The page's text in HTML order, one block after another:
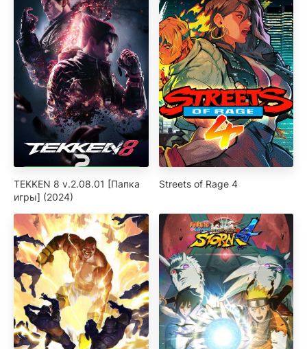
TEKKEN 8 v.2.08.01 [Папка
игры] (2024)
Streets of Rage 4